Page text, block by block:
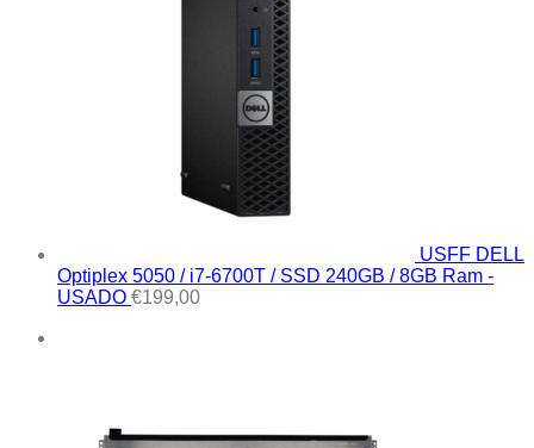
USFF DELL
Optiplex 5050 / i7-6700T / SSD 240GB / 8GB Ram -
USADO €199,00